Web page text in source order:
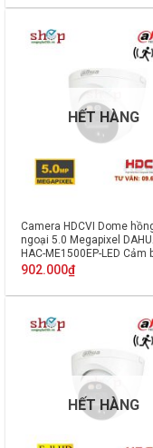
HẾT HÀNG
Camera HDCVI Dome
ngoại 5.0 Megapixel
HAC-ME1500EP-LED Cảm
PIR
902.000₫
HẾT HÀNG